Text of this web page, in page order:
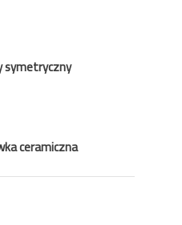
symetryczny
ceramiczna